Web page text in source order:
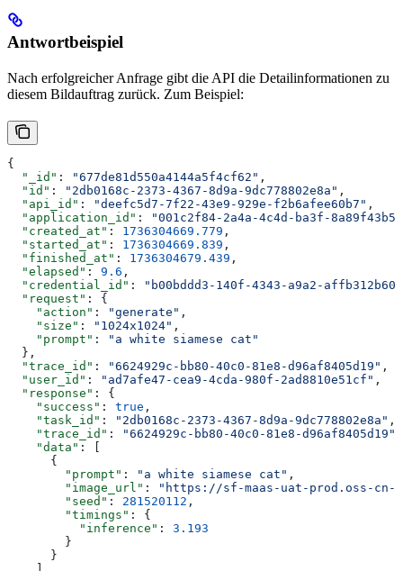
Antwortbeispiel
Nach erfolgreicher Anfrage gibt die API die Detailinformationen zu
diesem Bildauftrag zurück. Zum Beispiel:
{
  "_id"
: "677de81d550a4144a5f4cf62" ,
  "id"
: "2db0168c-2373-4367-8d9a-9dc778802e8a" ,
  "api_id"
: "deefc5d7-7f22-43e9-929e-f2b6afee60b7" ,
  "application_id"
:
"001c2f84-2a4a-4c4d-ba3f-
  "created_at"
: 1736304669.779 ,
  "started_at"
: 1736304669.839 ,
  "finished_at"
: 1736304679.439 ,
  "elapsed"
: 9.6 ,
  "credential_id"
:
"b00bddd3-140f-4343-a9a2-
  "request"
: {
    "action"
: "generate" ,
    "size"
: "1024x1024" ,
    "prompt"
:
"a white siamese cat"
  },
  "trace_id"
: "6624929c-bb80-40c0-81e8-d96af8405d19" ,
  "user_id"
: "ad7afe47-cea9-4cda-980f-2ad8810e51cf" ,
  "response"
: {
    "success"
: true ,
    "task_id"
: "2db0168c-2373-4367-8d9a-9dc778802e8a" ,
    "trace_id"
: "6624929c-bb80-40c0-81e8-d96af8405d19"
    "data"
: [
      {
        "prompt"
: "a white siamese cat" ,
        "image_url"
:
"https://sf-maas-uat-prod.oss-cn-
        "seed"
: 281520112 ,
        "timings"
: {
          "inference"
: 3.193
        }
      }